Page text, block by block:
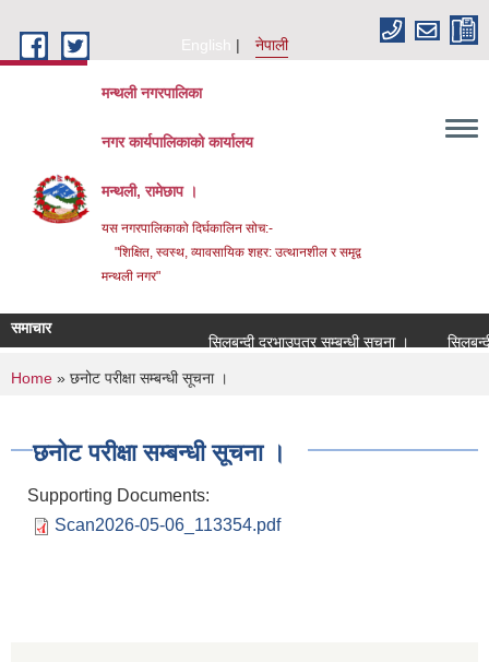
English
नेपाली
मन्थली नगरपालिका
नगर कार्यपालिकाको कार्यालय
मन्थली, रामेछाप ।
यस नगरपालिकाको दिर्घकालिन सोच:-
"शिक्षित, स्वस्थ, व्यावसायिक शहर: उत्थानशील र समृद्व
मन्थली नगर"
समाचार
सिलबन्दी दरभाउपत्र सम्बन्धी सूचना ।
सिलबन्दी
You are here
Home » छनोट परीक्षा सम्बन्धी सूचना ।
छनोट परीक्षा सम्बन्धी सूचना ।
Supporting Documents:
Scan2026-05-06_113354.pdf